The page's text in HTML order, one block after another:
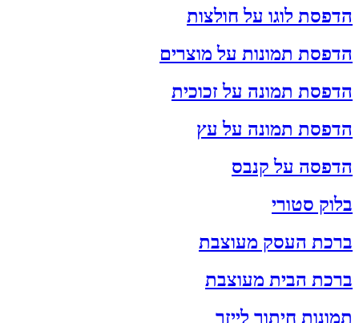
הדפסת לוגו על חולצות
הדפסת תמונות על מוצרים
הדפסת תמונה על זכוכית
הדפסת תמונה על עץ
הדפסה על קנבס
בלוק סטורי
ברכת העסק מעוצבת
ברכת הבית מעוצבת
תמונות חיתוך לייזר